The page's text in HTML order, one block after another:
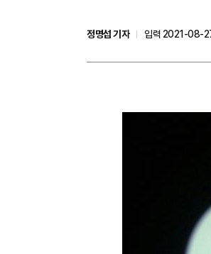
정명섭 기자
입력 2021-08-